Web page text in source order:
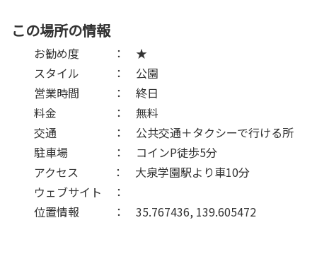
この場所の情報
お勧め度 ： ★
スタイル ： 公園
営業時間 ： 終日
料金 ： 無料
交通 ： 公共交通＋タクシーで行ける所
駐車場 ： コインP徒歩5分
アクセス ： 大泉学園駅より車10分
ウェブサイト ：
位置情報 ： 35.767436, 139.605472